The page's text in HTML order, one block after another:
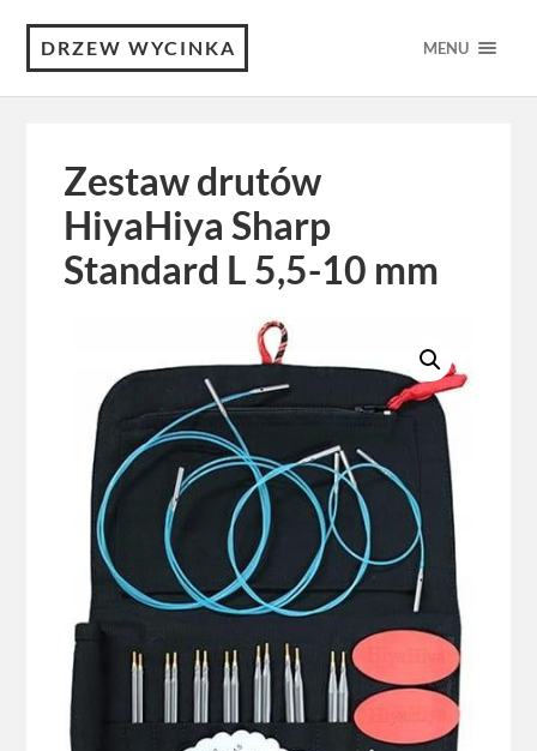
DRZEW WYCINKA MENU
Zestaw drutów
HiyaHiya Sharp
Standard L 5,5-10 mm